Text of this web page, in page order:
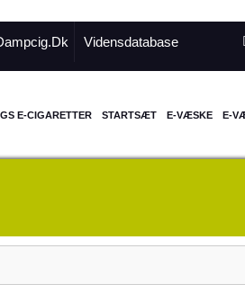
Vidensdatabase
E-CIGARETTER STARTSÆT E-VÆSKE E-